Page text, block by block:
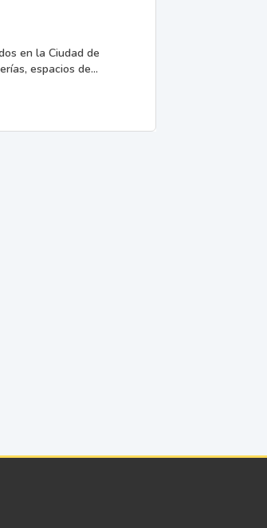
en la Ciudad de
espacios de...